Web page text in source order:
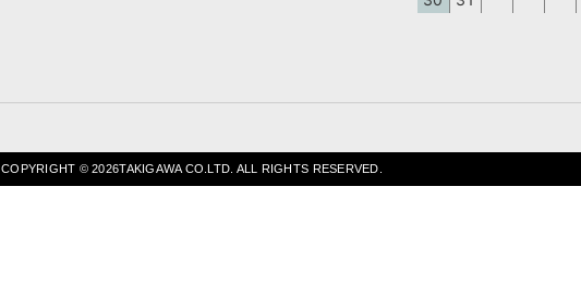
COPYRIGHT ©2026TAKIGAWA CO.LTD. ALL RIGHTS RESERVED.